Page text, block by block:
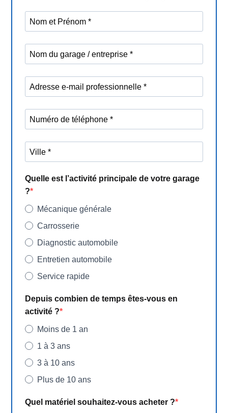
Quelle est l’activité principale de votre garage
?
Mécanique générale
Carrosserie
Diagnostic automobile
Entretien automobile
Service rapide
Depuis combien de temps êtes-vous en
activité ?
Moins de 1 an
1 à 3 ans
3 à 10 ans
Plus de 10 ans
Quel matériel souhaitez-vous acheter ?